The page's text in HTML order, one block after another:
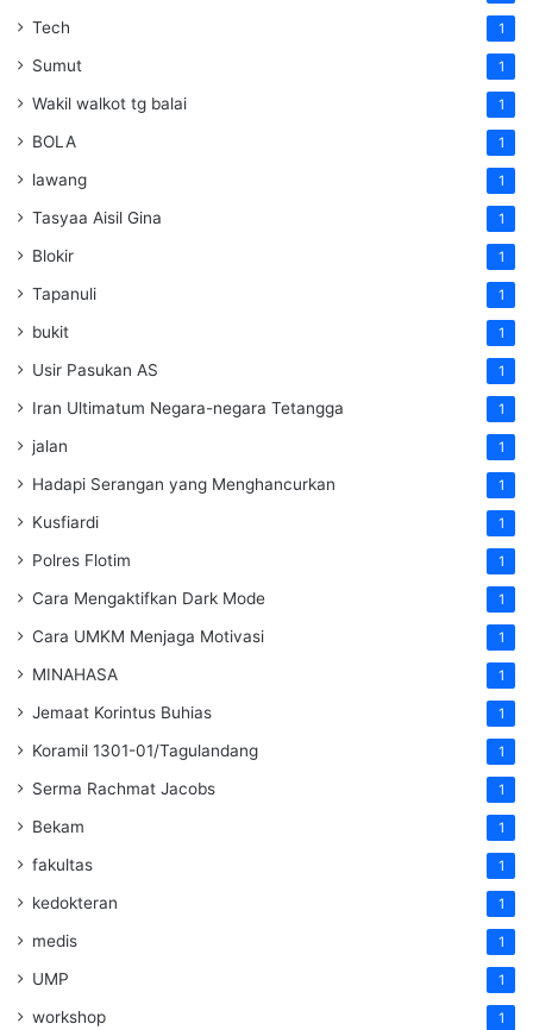
Tech 1
Sumut 1
Wakil walkot tg balai 1
BOLA 1
lawang 1
Tasyaa Aisil Gina 1
Blokir 1
Tapanuli 1
bukit 1
Usir Pasukan AS 1
Iran Ultimatum Negara-negara Tetangga 1
jalan 1
Hadapi Serangan yang Menghancurkan 1
Kusfiardi 1
Polres Flotim 1
Cara Mengaktifkan Dark Mode 1
Cara UMKM Menjaga Motivasi 1
MINAHASA 1
Jemaat Korintus Buhias 1
Koramil 1301-01/Tagulandang 1
Serma Rachmat Jacobs 1
Bekam 1
fakultas 1
kedokteran 1
medis 1
UMP 1
workshop 1